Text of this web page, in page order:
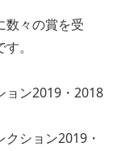
数々の賞を受
。
ョン2019・2018
ション2019・